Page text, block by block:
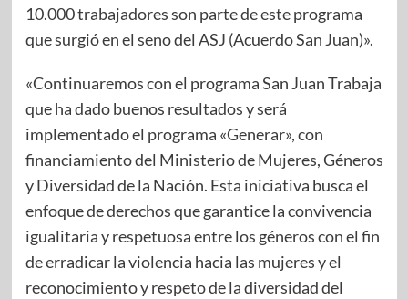
10.000 trabajadores son parte de este programa
que surgió en el seno del ASJ (Acuerdo San Juan)».
«Continuaremos con el programa San Juan Trabaja
que ha dado buenos resultados y será
implementado el programa «Generar», con
financiamiento del Ministerio de Mujeres, Géneros
y Diversidad de la Nación. Esta iniciativa busca el
enfoque de derechos que garantice la convivencia
igualitaria y respetuosa entre los géneros con el fin
de erradicar la violencia hacia las mujeres y el
reconocimiento y respeto de la diversidad del